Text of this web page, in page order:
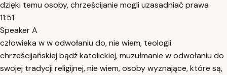
dzięki temu osoby, chrześcijanie mogli uzasadniać prawa
11:51
Speaker A
człowieka w w odwołaniu do, nie wiem, teologii
chrześcijańskiej bądź katolickiej, muzułmanie w odwołaniu do
swojej tradycji religijnej, nie wiem, osoby wyznające, które są,